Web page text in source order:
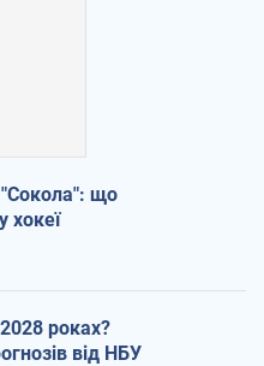
"Сокола": що
хокеї
роках?
від НБУ